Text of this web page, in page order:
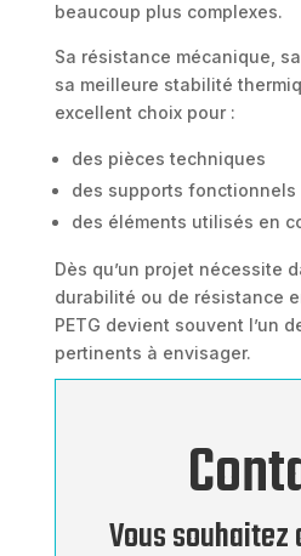
beaucoup plus complexes.
Sa résistance mécanique,
sa meilleure stabilité
excellent choix pour :
des pièces techniques
des supports fonctionnels
des éléments utilisés en
Dès qu’un projet nécessite
durabilité ou de résistance
PETG devient souvent l’un
pertinents à envisager.
Vous